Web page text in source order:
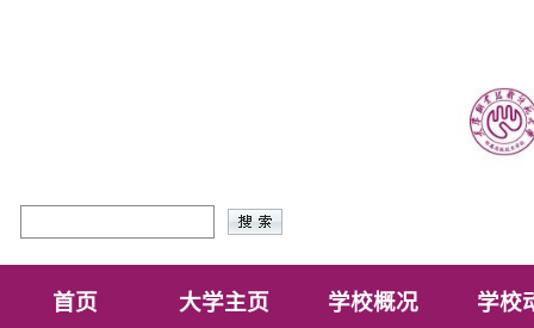
首页 大学主页 学校概况 学校